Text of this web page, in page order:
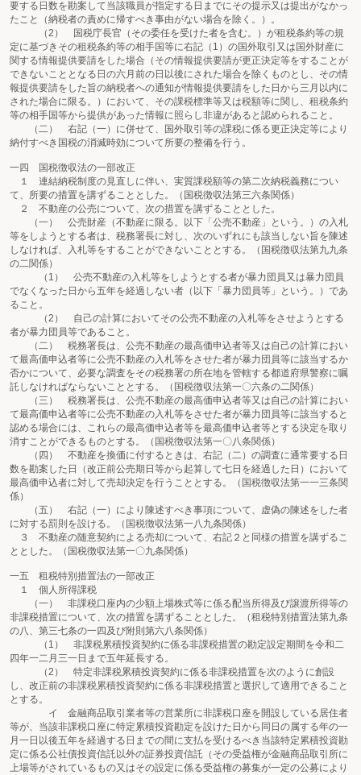
要する日数を勘案して当該職員が指定する日までにその提示又は提出がなかっ
たこと（納税者の責めに帰すべき事由がない場合を除く。）。
（2） 国税庁長官（その委任を受けた者を含む。）が租税条約等の規
定に基づきその租税条約等の相手国等に右記（1）の国外取引又は国外財産に
関する情報提供要請をした場合（その情報提供要請が更正決定等をすることが
できないこととなる日の六月前の日以後にされた場合を除くものとし、その情
報提供要請をした旨の納税者への通知が情報提供要請をした日から三月以内に
された場合に限る。）において、その課税標準等又は税額等に関し、租税条約
等の相手国等から提供があった情報に照らし非違があると認められること。
（二） 右記（一）に併せて、国外取引等の課税に係る更正決定等により
納付すべき国税の消滅時効について所要の整備を行う。
一四 国税徴収法の一部改正
１ 連結納税制度の見直しに伴い、実質課税額等の第二次納税義務につい
て、所要の措置を講ずることとした。（国税徴収法第三六条関係）
２ 不動産の公売について、次の措置を講ずることとした。
（一） 公売財産（不動産に限る。以下「公売不動産」という。）の入札
等をしようとする者は、税務署長に対し、次のいずれにも該当しない旨を陳述
しなければ、入札等をすることができないこととする。（国税徴収法第九九条
の二関係）
（1） 公売不動産の入札等をしようとする者が暴力団員又は暴力団員
でなくなった日から五年を経過しない者（以下「暴力団員等」という。）であ
ること。
（2） 自己の計算においてその公売不動産の入札等をさせようとする
者が暴力団員等であること。
（二） 税務署長は、公売不動産の最高価申込者等又は自己の計算におい
て最高価申込者等に公売不動産の入札等をさせた者が暴力団員等に該当するか
否かについて、必要な調査をその税務署の所在地を管轄する都道府県警察に嘱
託しなければならないこととする。（国税徴収法第一〇六条の二関係）
（三） 税務署長は、公売不動産の最高価申込者等又は自己の計算におい
て最高価申込者等に公売不動産の入札等をさせた者が暴力団員等に該当すると
認める場合には、これらの最高価申込者等を最高価申込者等とする決定を取り
消すことができるものとする。（国税徴収法第一〇八条関係）
（四） 不動産を換価に付するときは、右記（二）の調査に通常要する日
数を勘案した日（改正前公売期日等から起算して七日を経過した日）において
最高価申込者に対して売却決定を行うこととする。（国税徴収法第一一三条関
係）
（五） 右記（一）により陳述すべき事項について、虚偽の陳述をした者
に対する罰則を設ける。（国税徴収法第一八九条関係）
３ 不動産の随意契約による売却について、右記２と同様の措置を講ずるこ
ととした。（国税徴収法第一〇九条関係）
一五 租税特別措置法の一部改正
１ 個人所得課税
（一） 非課税口座内の少額上場株式等に係る配当所得及び譲渡所得等の
非課税措置について、次の措置を講ずることとした。（租税特別措置法第九条
の八、第三七条の一四及び附則第六八条関係）
（1） 非課税累積投資契約に係る非課税措置の勘定設定期間を令和二
四年一二月三一日まで五年延長する。
（2） 特定非課税累積投資契約に係る非課税措置を次のように創設
し、改正前の非課税累積投資契約に係る非課税措置と選択して適用できること
とする。
イ 金融商品取引業者等の営業所に非課税口座を開設している居住者
等が、当該非課税口座に特定累積投資勘定を設けた日から同日の属する年の一
月一日以後五年を経過する日までの間に支払を受けるべき当該特定累積投資勘
定に係る公社債投資信託以外の証券投資信託（その受益権が金融商品取引所に
上場等がされているもの又はその設定に係る受益権の募集が一定の公募により